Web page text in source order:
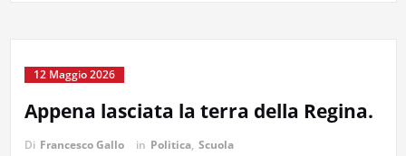
12 Maggio 2026
Appena lasciata la terra della Regina.
Di Francesco Gallo in Politica, Scuola